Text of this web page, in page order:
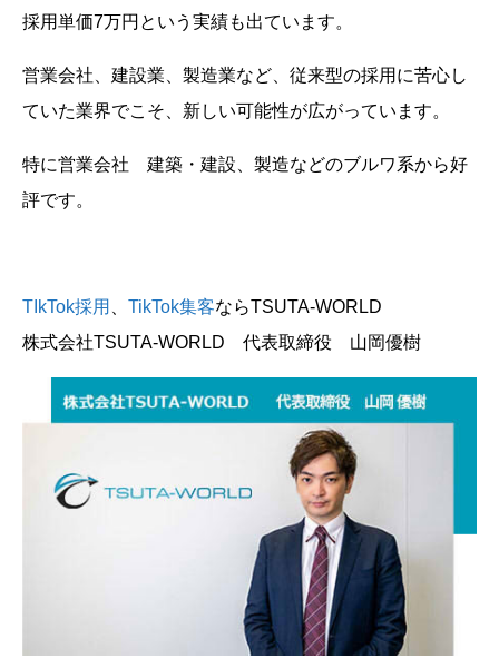
採用単価7万円という実績も出ています。
営業会社、建設業、製造業など、従来型の採用に苦心し
ていた業界でこそ、新しい可能性が広がっています。
特に営業会社 建築・建設、製造などのブルワ系から好
評です。
TIkTok採用 TikTok集客ならTSUTA-WORLD
株式会社TSUTA-WORLD 代表取締役 山岡優樹